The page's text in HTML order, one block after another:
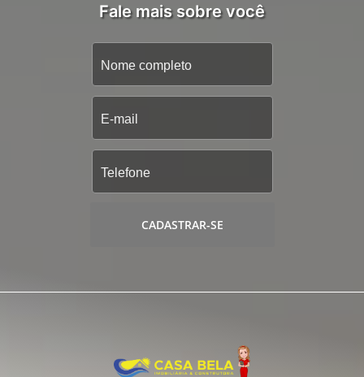
Fale mais sobre você
CADASTRAR-SE